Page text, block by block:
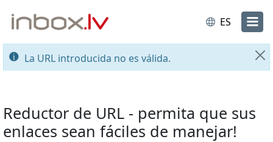
ES
La URL introducida no es válida.
Reductor de URL - permita que sus
enlaces sean fáciles de manejar!